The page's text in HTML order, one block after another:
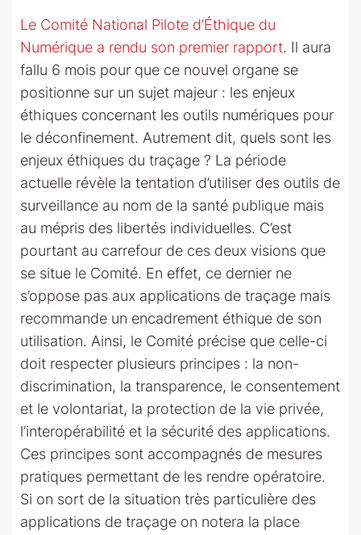
Le Comité National Pilote d’Éthique du
Numérique a rendu son premier rapport. Il aura
fallu 6 mois pour que ce nouvel organe se
positionne sur un sujet majeur : les enjeux
éthiques concernant les outils numériques pour
le déconfinement. Autrement dit, quels sont les
enjeux éthiques du traçage ? La période
actuelle révèle la tentation d’utiliser des outils de
surveillance au nom de la santé publique mais
au mépris des libertés individuelles. C’est
pourtant au carrefour de ces deux visions que
se situe le Comité. En effet, ce dernier ne
s’oppose pas aux applications de traçage mais
recommande un encadrement éthique de son
utilisation. Ainsi, le Comité précise que celle-ci
doit respecter plusieurs principes : la non-
discrimination, la transparence, le consentement
et le volontariat, la protection de la vie privée,
l’interopérabilité et la sécurité des applications.
Ces principes sont accompagnés de mesures
pratiques permettant de les rendre opératoire.
Si on sort de la situation très particulière des
applications de traçage on notera la place